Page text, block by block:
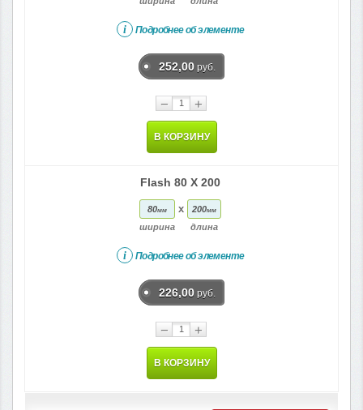
i Подробнее об элементе
252,00 руб.
− +
В КОРЗИНУ
Flash 80 X 200
80мм
ширина
x 200мм
длина
i Подробнее об элементе
226,00 руб.
− +
В КОРЗИНУ